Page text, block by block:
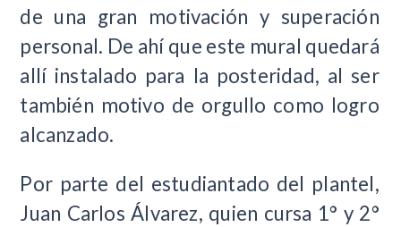
de una gran motivación y superación
personal. De ahí que este mural quedará
allí instalado para la posteridad, al ser
también motivo de orgullo como logro
alcanzado.
Por parte del estudiantado del plantel,
Juan Carlos Álvarez, quien cursa 1° y 2°